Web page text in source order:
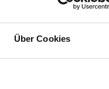
Über Cookies